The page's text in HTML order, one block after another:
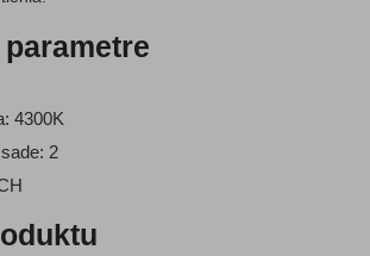
4300K
2